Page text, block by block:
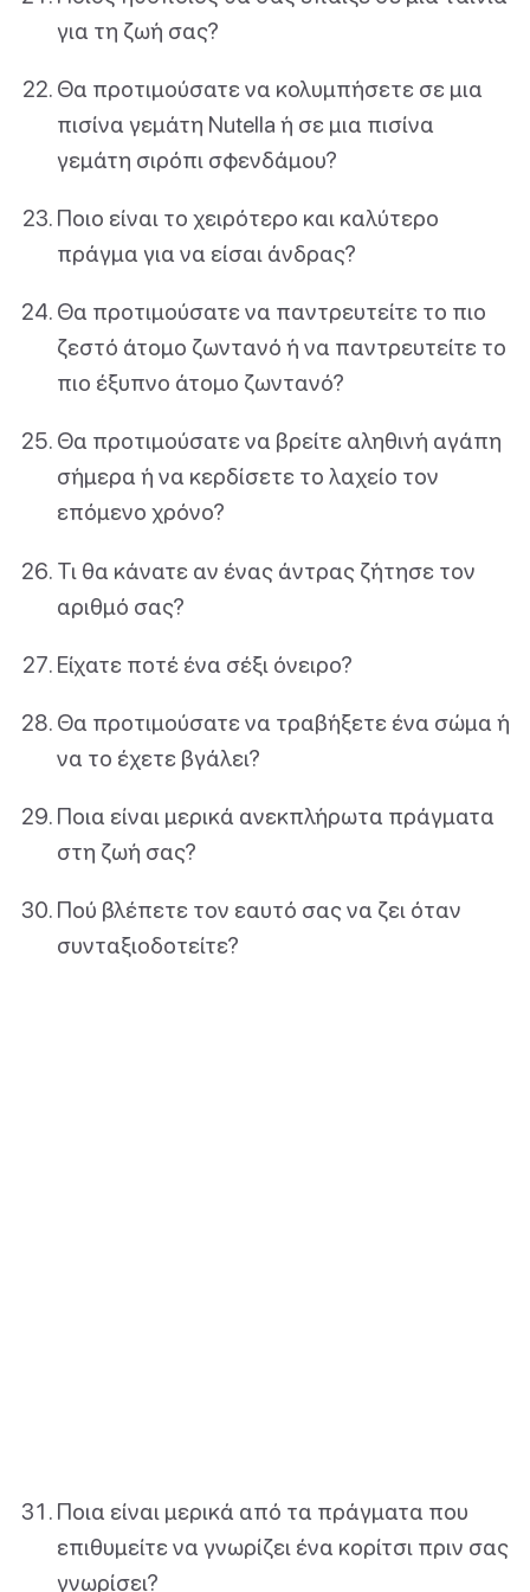
για τη ζωή σας?
Θα προτιμούσατε να κολυμπήσετε σε μια
πισίνα γεμάτη Nutella ή σε μια πισίνα
γεμάτη σιρόπι σφενδάμου?
Ποιο είναι το χειρότερο και καλύτερο
πράγμα για να είσαι άνδρας?
Θα προτιμούσατε να παντρευτείτε το πιο
ζεστό άτομο ζωντανό ή να παντρευτείτε το
πιο έξυπνο άτομο ζωντανό?
Θα προτιμούσατε να βρείτε αληθινή αγάπη
σήμερα ή να κερδίσετε το λαχείο τον
επόμενο χρόνο?
Τι θα κάνατε αν ένας άντρας ζήτησε τον
αριθμό σας?
Είχατε ποτέ ένα σέξι όνειρο?
Θα προτιμούσατε να τραβήξετε ένα σώμα ή
να το έχετε βγάλει?
Ποια είναι μερικά ανεκπλήρωτα πράγματα
στη ζωή σας?
Πού βλέπετε τον εαυτό σας να ζει όταν
συνταξιοδοτείτε?
Ποια είναι μερικά από τα πράγματα που
επιθυμείτε να γνωρίζει ένα κορίτσι πριν σας
γνωρίσει?